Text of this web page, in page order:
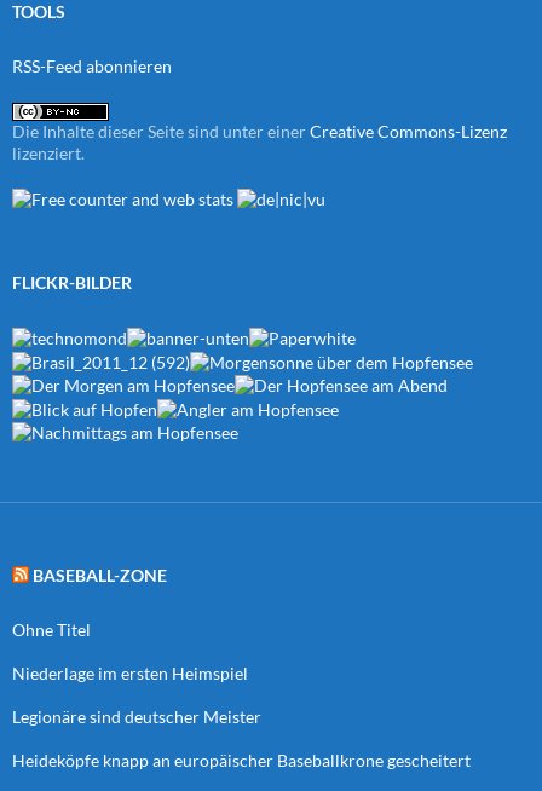
TOOLS
RSS-Feed abonnieren
Die Inhalte dieser Seite sind unter einerCreative Commons-Lizenz
lizenziert.
FLICKR-BILDER
BASEBALL-ZONE
Ohne Titel
Niederlage im ersten Heimspiel
Legionäre sind deutscher Meister
Heideköpfe knapp an europäischer Baseballkrone gescheitert